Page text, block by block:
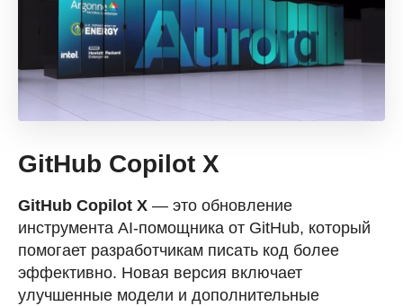
GitHub Copilot X
GitHub Copilot X — это обновление
инструмента AI-помощника от GitHub, который
помогает разработчикам писать код более
эффективно. Новая версия включает
улучшенные модели и дополнительные